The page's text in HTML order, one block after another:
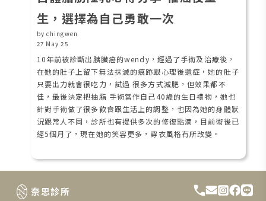
生，選擇為自己勇敢一次
by chingwen
27 May 25
10年前被診斷出胰臟癌的wendy，經過了手術及治療後，
在她的肚子上留下無法抹滅的痕跡跟心理後遺症，她的肚子
只要出力就會很吃力，試過 很多方式減肥，但效果都不
佳，最後決定把抽脂 手術當作自己40歲的生日禮物，她也
針對手術做了很多飲食跟生活上的調整，也因為她的身體狀
況跟常人不同，診所也有提供多次的修復點滴，目前術後已
經5個月了，現在她的笑容更多，穿衣風格有所改變。
奈思診所